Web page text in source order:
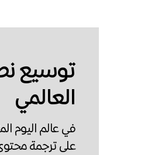
توسيع
العالمي
في عالم اليوم
على ترجمة